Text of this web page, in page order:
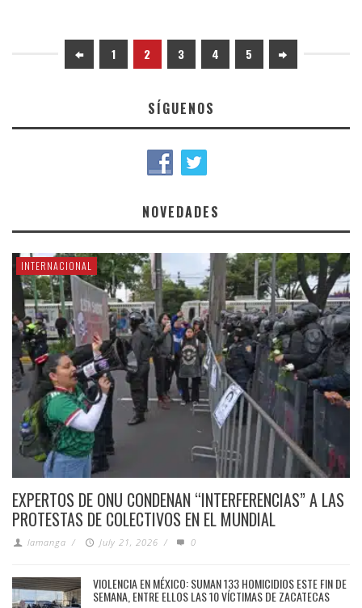
1 2 3 4 5
SÍGUENOS
NOVEDADES
INTERNACIONAL
EXPERTOS DE ONU CONDENAN “INTERFERENCIAS” A LAS
PROTESTAS DE COLECTIVOS EN EL MUNDIAL
lamanga / July 21, 2026 / 0
VIOLENCIA EN MÉXICO: SUMAN 133 HOMICIDIOS ESTE FIN DE
SEMANA, ENTRE ELLOS LAS 10 VÍCTIMAS DE ZACATECAS